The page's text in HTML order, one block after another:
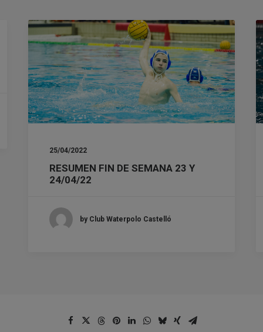
25/04/2022
RESUMEN FIN DE SEMANA 23 Y
24/04/22
by Club Waterpolo Castelló